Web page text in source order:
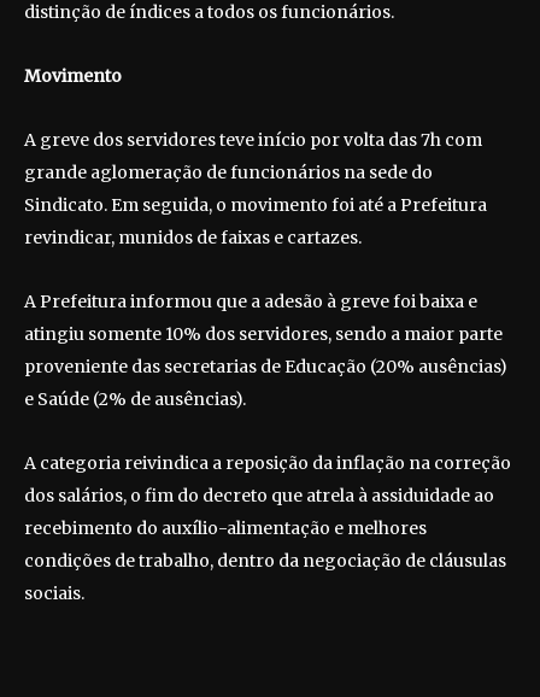
distinção de índices a todos os funcionários.
Movimento
A greve dos servidores teve início por volta das 7h com
grande aglomeração de funcionários na sede do
Sindicato. Em seguida, o movimento foi até a Prefeitura
revindicar, munidos de faixas e cartazes.
A Prefeitura informou que a adesão à greve foi baixa e
atingiu somente 10% dos servidores, sendo a maior parte
proveniente das secretarias de Educação (20% ausências)
e Saúde (2% de ausências).
A categoria reivindica a reposição da inflação na correção
dos salários, o fim do decreto que atrela à assiduidade ao
recebimento do auxílio-alimentação e melhores
condições de trabalho, dentro da negociação de cláusulas
sociais.